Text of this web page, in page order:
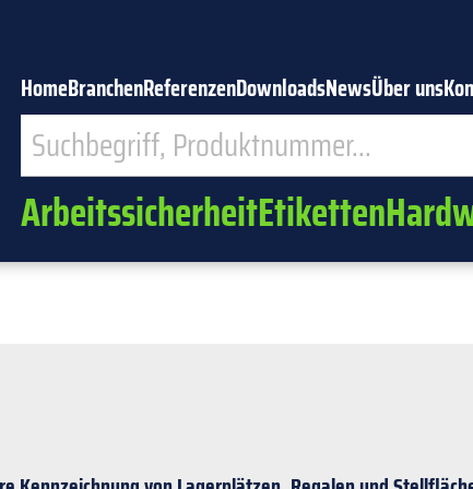
HomeBranchenReferenzenDownloadsNewsÜber uns
ArbeitssicherheitEtiketten